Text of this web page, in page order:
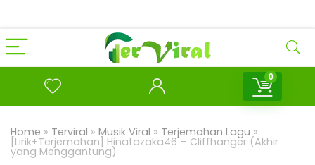
0
Home » Terviral » Musik Viral » Terjemahan Lagu »
[Lirik+Terjemahan] Hinatazaka46 – Cliffhanger (Akhir
yang Menggantung)